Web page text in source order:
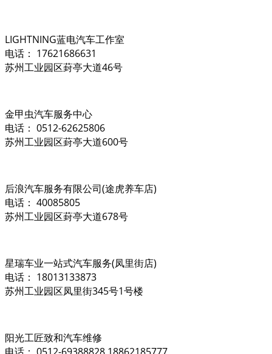
LIGHTNING蓝电汽车工作室
电话： 17621686631
苏州工业园区葑亭大道46号
金甲虫汽车服务中心
电话： 0512-62625806
苏州工业园区葑亭大道600号
后浪汽车服务有限公司(途虎养车店)
电话： 40085805
苏州工业园区葑亭大道678号
星瑞车业一站式汽车服务(凤里街店)
电话： 18013133873
苏州工业园区凤里街345号1号楼
阳光工匠致和汽车维修